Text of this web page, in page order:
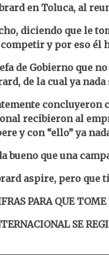
en Toluca, al
diciendo que le
y por eso él
de Gobierno que
de la cual ya
concluyeron
recibieron al
y con “ello” ya
bueno que una
aspire, pero que
PARA QUE TOME
SE